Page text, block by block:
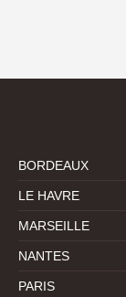
BORDEAUX
LE HAVRE
MARSEILLE
NANTES
PARIS